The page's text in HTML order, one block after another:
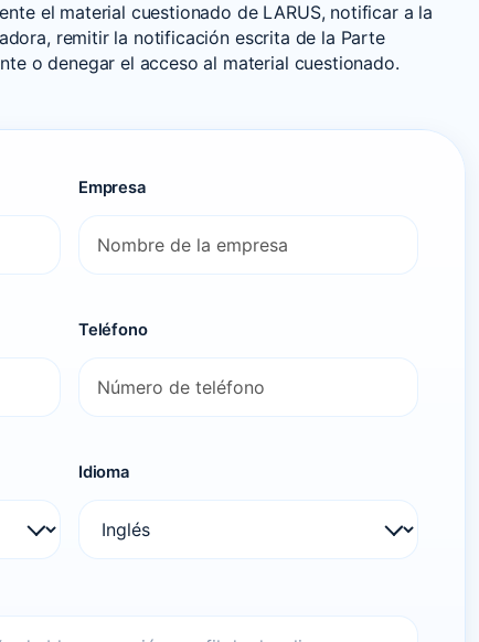
el material cuestionado de LARUS, notificar a la
remitir la notificación escrita de la Parte
o denegar el acceso al material cuestionado.
Empresa
Teléfono
Idioma